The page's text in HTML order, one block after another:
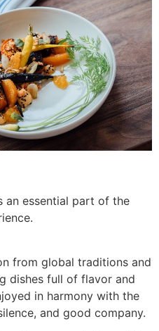
an essential part of the
from global traditions and
dishes full of flavor and
in harmony with the
and good company.